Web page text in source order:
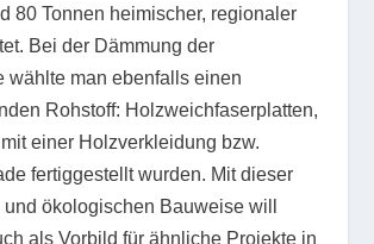
80 Tonnen heimischer, regionaler
Bei der Dämmung der
wählte man ebenfalls einen
Rohstoff: Holzweichfaserplatten,
einer Holzverkleidung bzw.
fertiggestellt wurden. Mit dieser
ökologischen Bauweise will
als Vorbild für ähnliche Projekte in